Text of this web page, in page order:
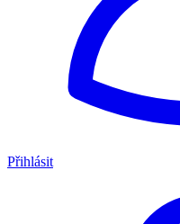
Přihlásit